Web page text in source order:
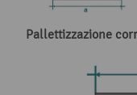
Pallettizzazione